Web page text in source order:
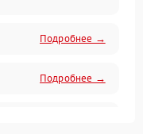
Подробнее →
Подробнее →